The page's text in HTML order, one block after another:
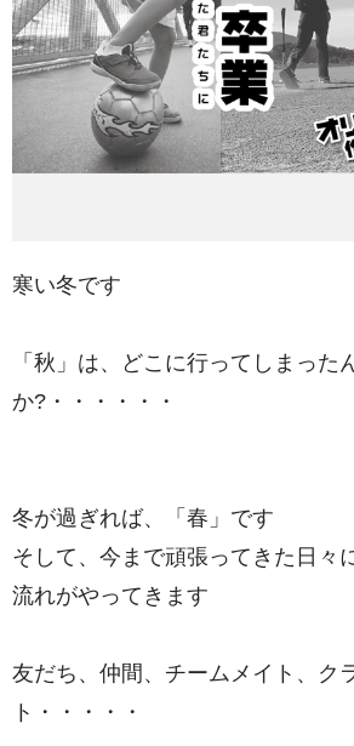
寒い冬です
「秋」は、どこに行ってしまった
か?・・・・・・
冬が過ぎれば、「春」です
そして、今まで頑張ってきた日々
流れがやってきます
友だち、仲間、チームメイト、ク
ト・・・・・